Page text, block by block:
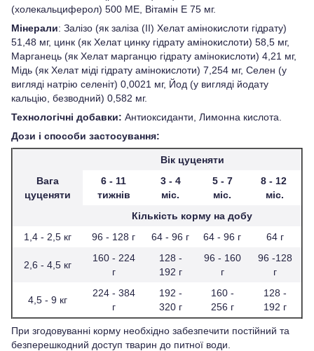
(холекальциферол) 500 МЕ, Вітамін Е 75 мг.
Мінерали: Залізо (як заліза (II) Хелат амінокислоти гідрату)
51,48 мг, цинк (як Хелат цинку гідрату амінокислоти) 58,5 мг,
Марганець (як Хелат марганцю гідрату амінокислоти) 4,21 мг,
Мідь (як Хелат міді гідрату амінокислоти) 7,254 мг, Селен (у
вигляді натрію селеніт) 0,0021 мг, Йод (у вигляді йодату
кальцію, безводний) 0,582 мг.
Технологічні добавки: Антиоксиданти, Лимонна кислота.
Дози і способи застосування:
Вага
цуценяти
Вік цуценяти
6 - 11
тижнів
3 - 4
міс.
5 - 7
міс.
8 - 12
міс.
Кількість корму на добу
1,4 - 2,5 кг
96 - 128 г 64 - 96 г 64 - 96 г 64 г
2,6 - 4,5 кг
160 - 224
г
128 -
192 г
96 - 160
г
96 -128
г
4,5 - 9 кг
224 - 384
г
192 -
320 г
160 -
256 г
128 -
192 г
При згодовуванні корму необхідно забезпечити постійний та
безперешкодний доступ тварин до питної води.